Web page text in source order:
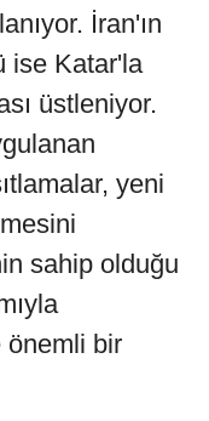
İran'ın
ise Katar'la
üstleniyor.
yeni
sahip olduğu
önemli bir